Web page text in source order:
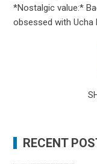
*Nostalgic value:*
obsessed with Ucha
RECENT